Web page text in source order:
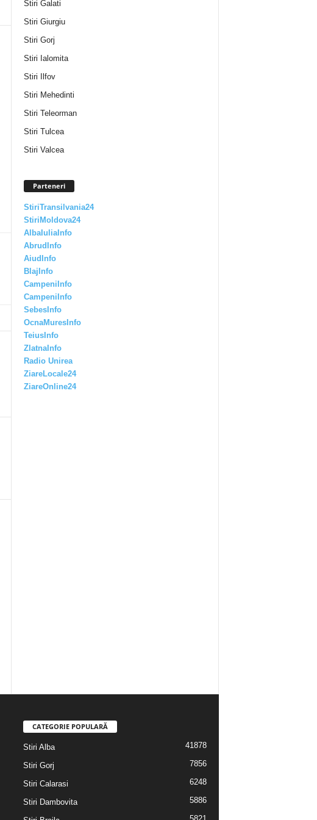
Stiri Galati
Stiri Giurgiu
Stiri Gorj
Stiri Ialomita
Stiri Ilfov
Stiri Mehedinti
Stiri Teleorman
Stiri Tulcea
Stiri Valcea
Parteneri
StiriTransilvania24
StiriMoldova24
AlbaIuliaInfo
AbrudInfo
AiudInfo
BlajInfo
CampeniInfo
CampeniInfo
SebesInfo
OcnaMuresInfo
TeiusInfo
ZlatnaInfo
Radio Unirea
ZiareLocale24
ZiareOnline24
CATEGORIE POPULARĂ
Stiri Alba 41878
Stiri Gorj 7856
Stiri Calarasi 6248
Stiri Dambovita 5886